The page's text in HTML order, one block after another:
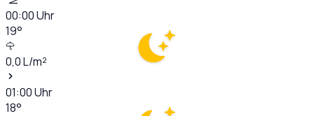
00:00Uhr
19°
0,0L/m²
01:00Uhr
18°